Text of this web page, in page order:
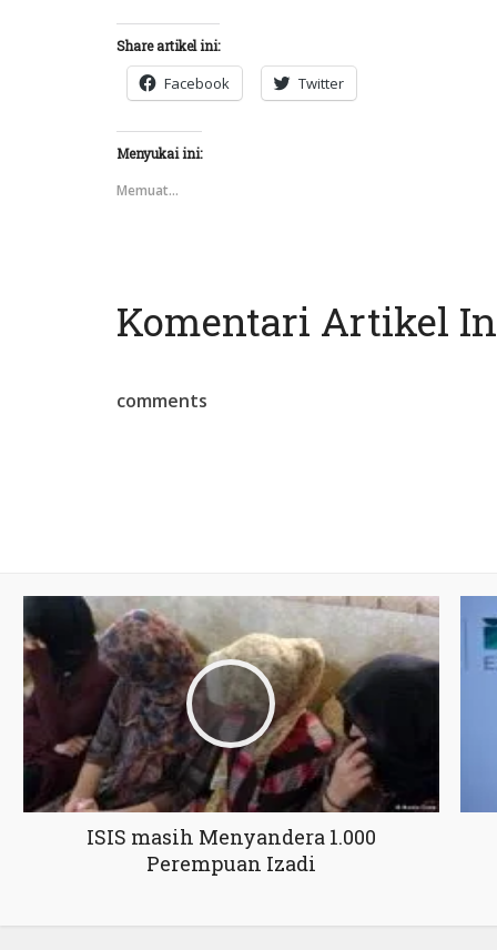
Share artikel ini:
Facebook Twitter
Menyukai ini:
Memuat...
Komentari Artikel
comments
ISIS masih Menyandera 1.000
Perempuan Izadi